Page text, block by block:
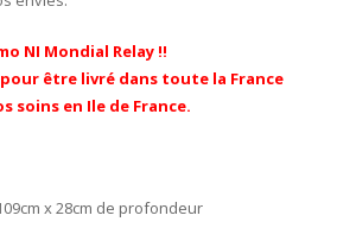
NI Mondial Relay !!
pour être livré dans toute la France
soins en Ile de France.
x 28cm de profondeur